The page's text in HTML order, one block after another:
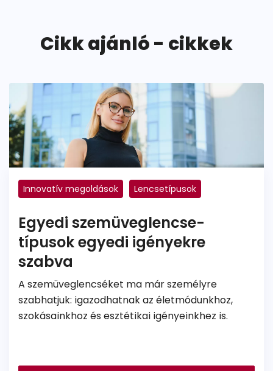
Cikk ajánló - cikkek
Innovatív megoldások
Lencsetípusok
Színezett lencse
Fényre sötétedő lencse
Polarizált
Szemfáradtság
Monitorszemüveg
Blue filter
Egyedi szemüveglencse-
típusok egyedi igényekre
szabva
A szemüveglencséket ma már személyre
szabhatjuk: igazodhatnak az életmódunkhoz,
szokásainkhoz és esztétikai igényeinkhez is.